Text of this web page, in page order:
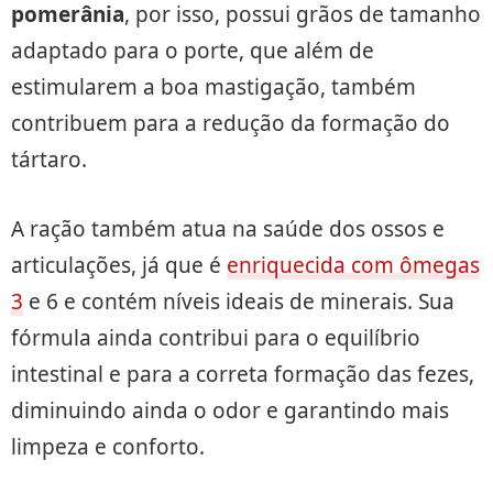
pomerânia, por isso, possui grãos de tamanho
adaptado para o porte, que além de
estimularem a boa mastigação, também
contribuem para a redução da formação do
tártaro.
A ração também atua na saúde dos ossos e
articulações, já que é enriquecida com ômegas
3 e 6 e contém níveis ideais de minerais. Sua
fórmula ainda contribui para o equilíbrio
intestinal e para a correta formação das fezes,
diminuindo ainda o odor e garantindo mais
limpeza e conforto.